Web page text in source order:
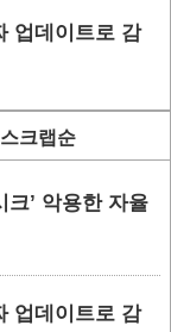
업데이트로 감
스크랩순
크’ 악용한 자율
업데이트로 감